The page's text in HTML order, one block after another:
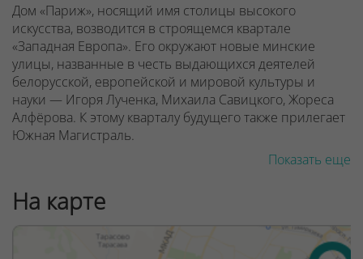
Дом «Париж», носящий имя столицы высокого
искусства, возводится в строящемся квартале
«Западная Европа». Его окружают новые минские
улицы, названные в честь выдающихся деятелей
белорусской, европейской и мировой культуры и
науки — Игоря Лученка, Михаила Савицкого, Жореса
Алфёрова. К этому кварталу будущего также прилегает
Южная Магистраль.
Если вы давно мечтали экономить время, находя все
обязательно стоит выбрать для себя Минск Мир.
Каждый квартал комплекса создаётся в передовой
градостроительной концепции «15-минутный город»,
которая ещё вчера могла показаться фантастикой.
Показать еще
На карте